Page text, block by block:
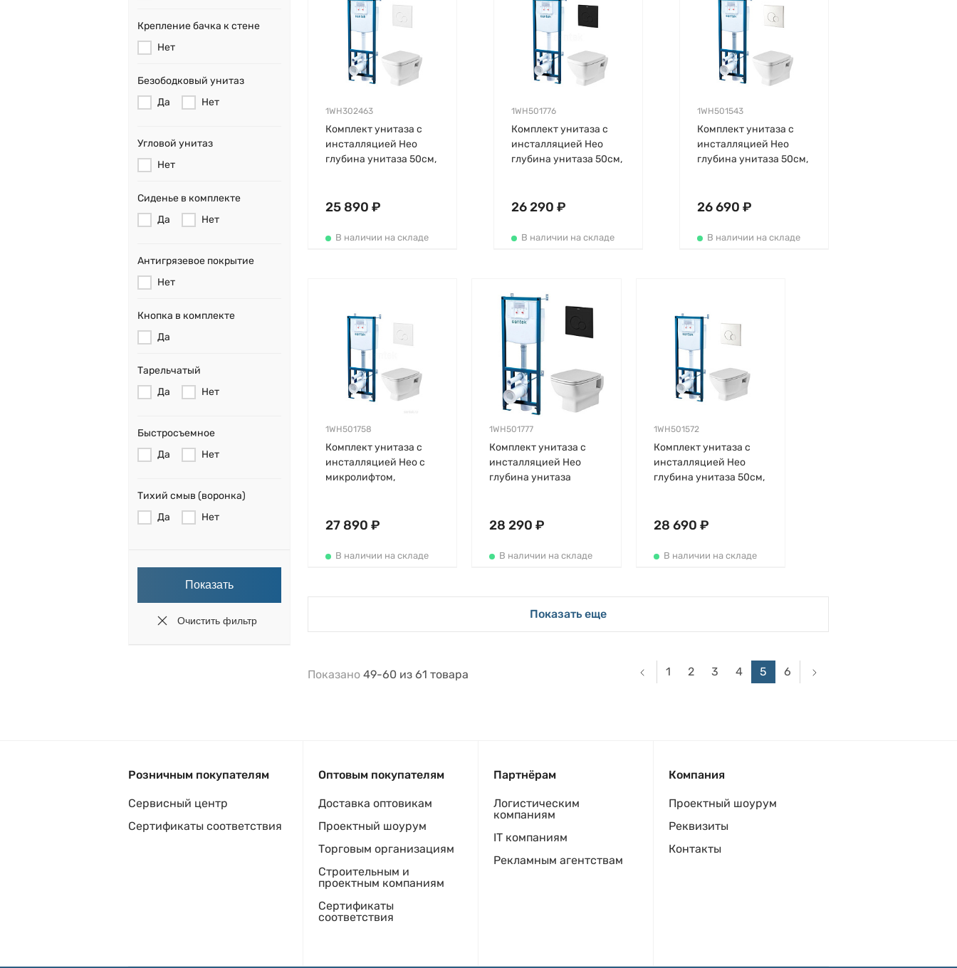
Крепление бачка к стене
Нет
Безободковый унитаз
Да
Нет
Угловой унитаз
Нет
Сиденье в комплекте
Да
Нет
Антигрязевое покрытие
Нет
Кнопка в комплекте
Да
Тарельчатый
Да
Нет
Быстросъемное
Да
Нет
Тихий смыв (воронка)
Да
Нет
1WH302463
Комплект унитаза с
инсталляцией Нео
глубина унитаза 50см,
быстросъемное
25 890 ₽
В наличии на складе
1WH501776
Комплект унитаза с
инсталляцией Нео
глубина унитаза 50см,
быстросъемное
26 290 ₽
В наличии на складе
1WH501543
Комплект унитаза с
инсталляцией Нео
глубина унитаза 50см,
быстросъемное
26 690 ₽
В наличии на складе
1WH501758
Комплект унитаза с
инсталляцией Нео с
микролифтом,
27 890 ₽
В наличии на складе
1WH501777
Комплект унитаза с
инсталляцией Нео
глубина унитаза
безободковый,
28 290 ₽
В наличии на складе
1WH501572
Комплект унитаза с
инсталляцией Нео
глубина унитаза 50см,
безободковый,
28 690 ₽
В наличии на складе
Показать еще
Показано 49-60 из 61 товара 1 2 3 4 5 6
Розничным покупателям
Сервисный центр
Сертификаты соответствия
Оптовым покупателям
Доставка оптовикам
Проектный шоурум
Торговым организациям
Строительным и
проектным компаниям
Сертификаты
соответствия
Партнёрам
Логистическим
компаниям
IT компаниям
Рекламным агентствам
Компания
Проектный шоурум
Реквизиты
Контакты